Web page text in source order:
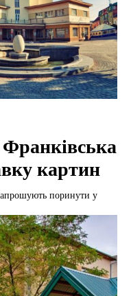
картин
поринути у